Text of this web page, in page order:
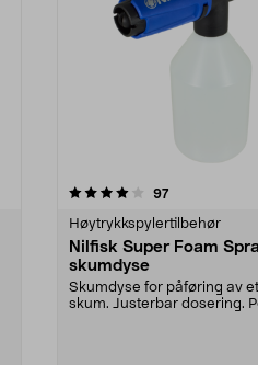
97anmeldelser
Høytrykkspylertilbehør
Nilfisk Super Foam
skumdyse
Skumdyse for påføring av
skum. Justerbar dosering.
4.0av 5 stjerner